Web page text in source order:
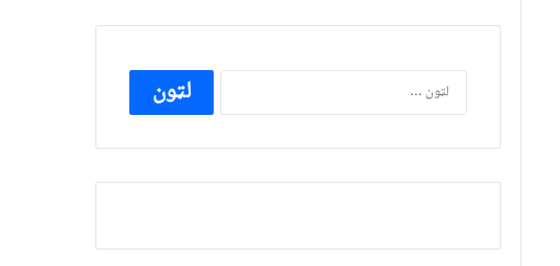
ددی
لپاره
لټون: